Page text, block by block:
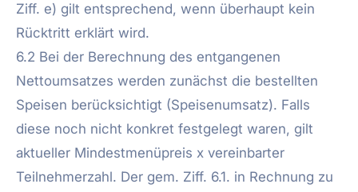
Ziff. e) gilt entsprechend, wenn überhaupt kein
Rücktritt erklärt wird.
6.2 Bei der Berechnung des entgangenen
Nettoumsatzes werden zunächst die bestellten
Speisen berücksichtigt (Speisenumsatz). Falls
diese noch nicht konkret festgelegt waren, gilt
aktueller Mindestmenüpreis x vereinbarter
Teilnehmerzahl. Der gem. Ziff. 6.1. in Rechnung zu